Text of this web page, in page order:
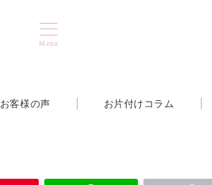
Menu
お客様の声 お片付けコラム